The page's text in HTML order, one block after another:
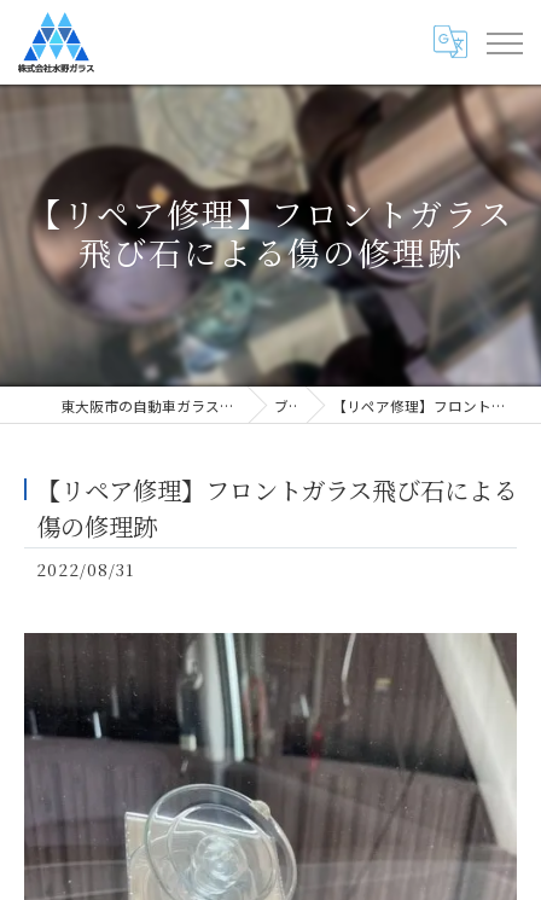
【リペア修理】フロントガラス
飛び石による傷の修理跡
東大阪市の自動車ガラス専門店・株式会社水野ガラス ブログ 【リペア修理】フロントガラス飛び石による傷の修理跡
【リペア修理】フロントガラス飛び石による
傷の修理跡
2022/08/31